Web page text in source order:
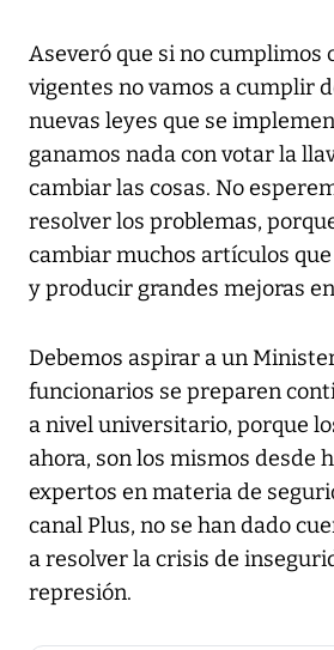
Aseveró que si no cumplimos
vigentes no vamos a cumplir
nuevas leyes que se
ganamos nada con votar la
cambiar las cosas. No
resolver los problemas,
cambiar muchos artículos
y producir grandes mejoras
Debemos aspirar a un
funcionarios se preparen
a nivel universitario, porque
ahora, son los mismos desde
expertos en materia de
canal Plus, no se han dado
a resolver la crisis de
represión.